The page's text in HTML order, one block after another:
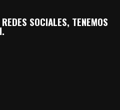
SOCIALES, TENEMOS